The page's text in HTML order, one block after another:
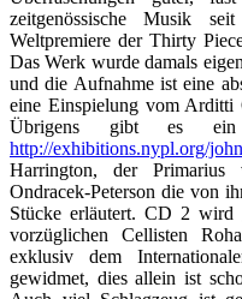
zeitgenössische Musik
Weltpremiere der Thirty
Das Werk wurde damals
und die Aufnahme ist eine
eine Einspielung vom Arditti
Übrigens gibt es ein
http://exhibitions.nypl.org/
Harrington, der
Ondracek-Peterson die von
Stücke erläutert. CD 2
vorzüglichen Cellisten
exklusiv dem
gewidmet, dies allein ist